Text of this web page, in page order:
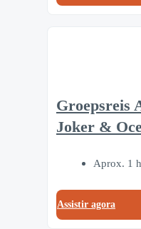
Groepsreis
Joker &
Aprox. 1
Assistir agora